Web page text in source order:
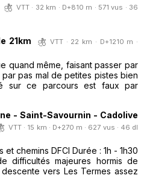
VTT · 32 km · D+810 m · 571 vus · 36
21km
VTT · 22 km · D+1210 m ·
quand même, faisant passer par
par pas mal de petites pistes bien
sur ce parcours est faux par
- Saint-Savournin - Cadolive
VTT · 15 km · D+270 m · 627 vus · 46 dl
chemins DFCI Durée : 1h - 1h30
difficultés majeures hormis de
vers Les Termes assez